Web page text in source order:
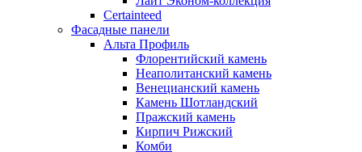
Certainteed
Фасадные панели
Альта Профиль
Флорентийский камень
Неаполитанский камень
Венецианский камень
Камень Шотландский
Пражский камень
Кирпич Рижский
Комби